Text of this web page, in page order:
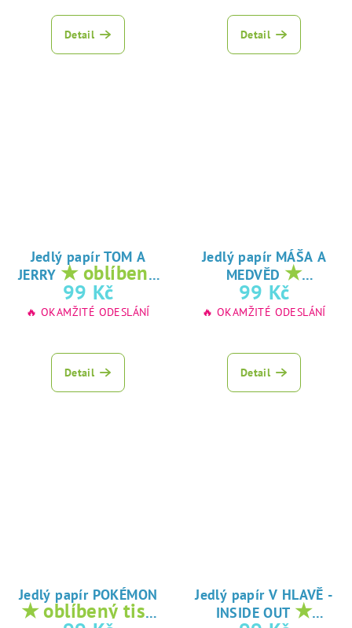
Detail Detail
Jedlý papír TOM A
JERRY ★ oblíbený
tisk na jedlý
papír
99 Kč
🔥 OKAMŽITÉ ODESLÁNÍ
Detail
Jedlý papír MÁŠA A
MEDVĚD ★
oblíbený tisk na
jedlý papír
99 Kč
🔥 OKAMŽITÉ ODESLÁNÍ
Detail
Jedlý papír POKÉMON
★ oblíbený tisk
Jedlý papír V HLAVĚ -
INSIDE OUT ★